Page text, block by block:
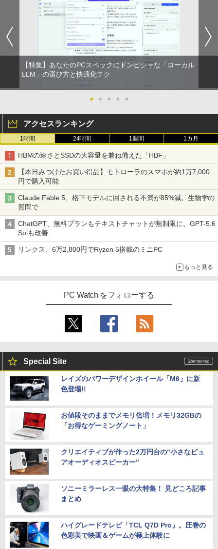
【特集】あなたのPCスペックにドンピシャな「ローカル
LLM」の選び方と快適化テク
● ● ● ● ●
アクセスランキング
1時間 24時間 1週間 1カ月
HBMの速さとSSDの大容量を兼ね備えた「HBF」
【本日みつけたお買い得品】モトローラのスマホが約1万7,000
円で購入可能
Claude Fable 5、格下モデルに回される不満が85%減。生物学の
質問で
ChatGPT、無料プランもテキストチャットが無制限に。GPT-5.6
Solも改善
リンクス、6万2,800円でRyzen 5搭載のミニPC
もっと見る
PC Watch をフォローする
Special Site
レイズのパワーデザインホイール「M6」に新
色登場!!
お値段そのままでメモリ倍増！メモリ32GBの
「お得なゲーミングノート」
クリエイティブが作った2万円台の“小さなピュ
アオーディオスピーカー”
ソニーミラーレス一眼の大特集！ 見どころ記事
まとめ
ハイグレードテレビ「TCL Q7D Pro」。圧巻の
色彩美で映画＆ゲームが極上体験に